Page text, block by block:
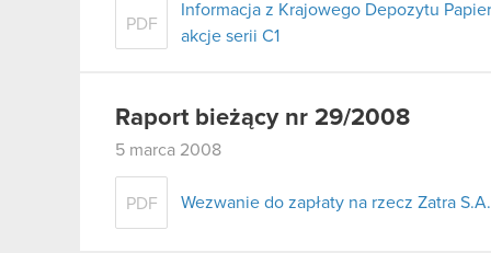
PDF
Informacja z Krajowego Depozytu
akcje serii C1
Raport bieżący nr 29/2008
5 marca 2008
PDF Wezwanie do zapłaty na rzecz Zatra S.A.